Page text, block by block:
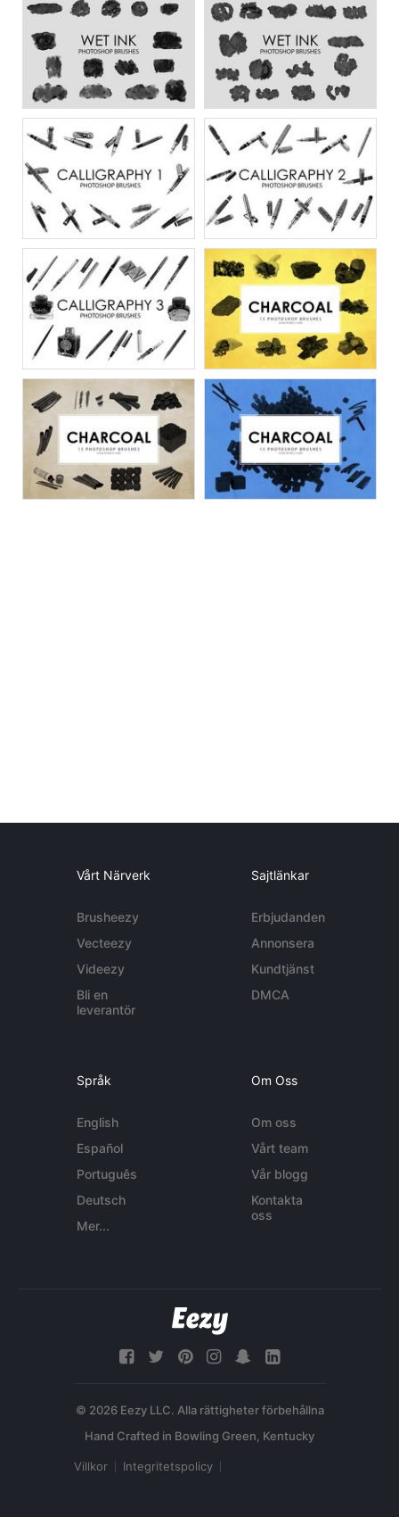
Vårt Närverk
Brusheezy
Vecteezy
Videezy
Bli en
leverantör
Sajtlänkar
Erbjudanden
Annonsera
Kundtjänst
DMCA
Språk
English
Español
Português
Deutsch
Mer...
Om Oss
Om oss
Vårt team
Vår blogg
Kontakta
oss
© 2026 Eezy LLC. Alla rättigheter förbehållna
Villkor Integritetspolicy